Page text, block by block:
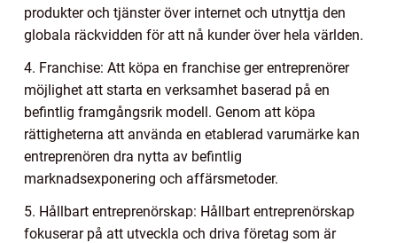
produkter och tjänster över internet och utnyttja den
globala räckvidden för att nå kunder över hela världen.
4. Franchise: Att köpa en franchise ger entreprenörer
möjlighet att starta en verksamhet baserad på en
befintlig framgångsrik modell. Genom att köpa
rättigheterna att använda en etablerad varumärke kan
entreprenören dra nytta av befintlig
marknadsexponering och affärsmetoder.
5. Hållbart entreprenörskap: Hållbart entreprenörskap
fokuserar på att utveckla och driva företag som är